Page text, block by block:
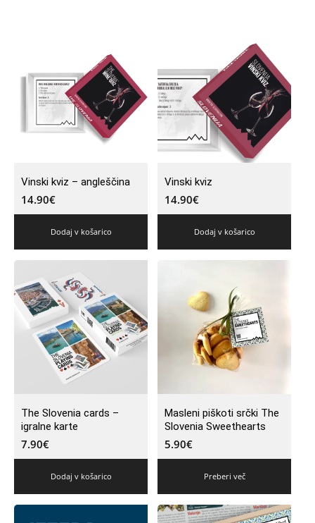
Vinski kviz – angleščina
14.90€
Dodaj v košarico
Vinski kviz
14.90€
Dodaj v košarico
The Slovenia cards –
igralne karte
7.90€
Dodaj v košarico
Masleni piškoti srčki The
Slovenia Sweethearts
5.90€
Preberi več